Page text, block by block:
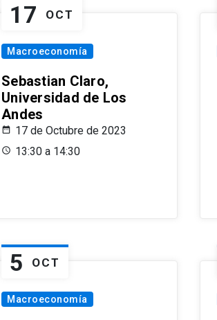
17 OCT
Macroeconomía
Sebastian Claro,
Universidad de Los
Andes
17 de Octubre de 2023
13:30 a 14:30
5 OCT
Macroeconomía